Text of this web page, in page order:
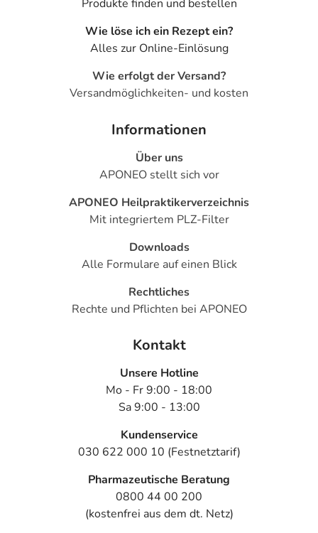
Produkte finden und bestellen
Wie löse ich ein Rezept ein?
Alles zur Online-Einlösung
Wie erfolgt der Versand?
Versandmöglichkeiten- und kosten
Informationen
Über uns
APONEO stellt sich vor
APONEO Heilpraktikerverzeichnis
Mit integriertem PLZ-Filter
Downloads
Alle Formulare auf einen Blick
Rechtliches
Rechte und Pflichten bei APONEO
Kontakt
Unsere Hotline
Mo - Fr 9:00 - 18:00
Sa 9:00 - 13:00
Kundenservice
030 622 000 10 (Festnetztarif)
Pharmazeutische Beratung
0800 44 00 200
(kostenfrei aus dem dt. Netz)